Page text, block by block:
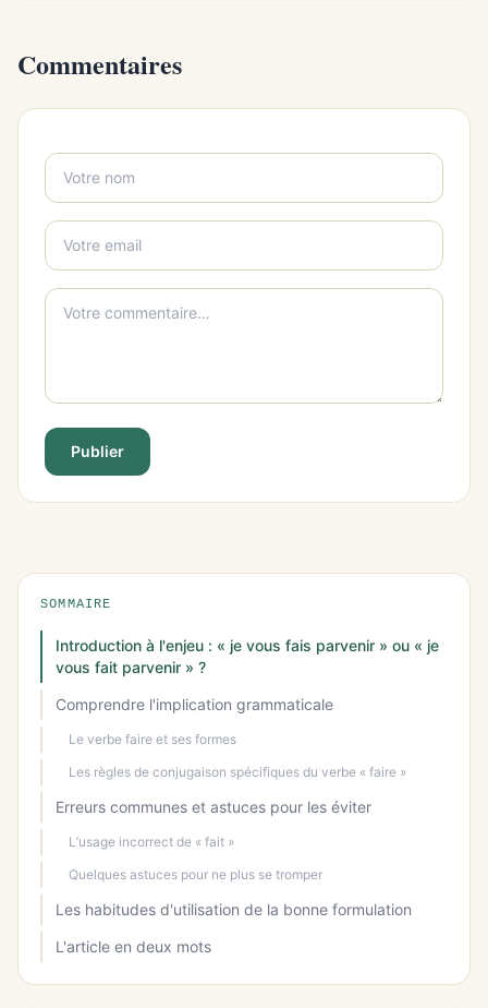
Commentaires
Publier
SOMMAIRE
Introduction à l'enjeu : « je vous fais parvenir » ou « je
vous fait parvenir » ?
Comprendre l'implication grammaticale
Le verbe faire et ses formes
Les règles de conjugaison spécifiques du verbe « faire »
Erreurs communes et astuces pour les éviter
L’usage incorrect de « fait »
Quelques astuces pour ne plus se tromper
Les habitudes d'utilisation de la bonne formulation
L'article en deux mots